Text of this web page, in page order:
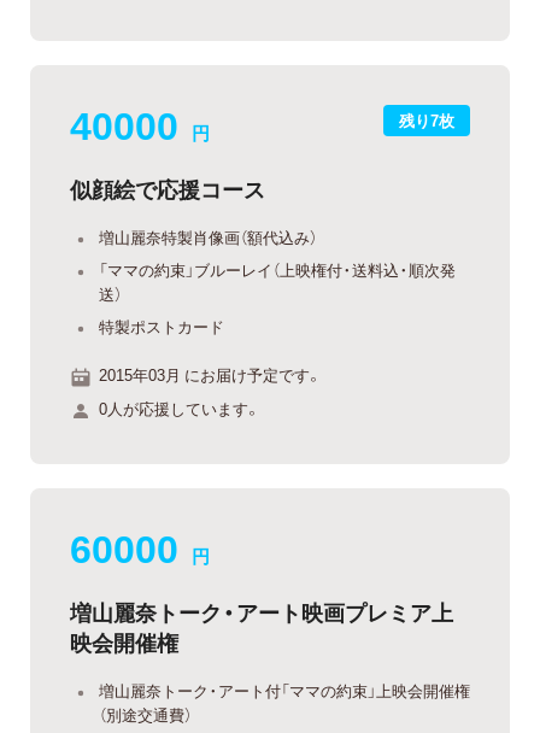
残り7枚
40000 円
似顔絵で応援コース
増山麗奈特製肖像画（額代込み）
「ママの約束」ブルーレイ（上映権付・送料込・順次発
送）
特製ポストカード
2015年03月 にお届け予定です。
0人が応援しています。
60000 円
増山麗奈トーク・アート映画プレミア上
映会開催権
増山麗奈トーク・アート付「ママの約束」上映会開催権
（別途交通費）